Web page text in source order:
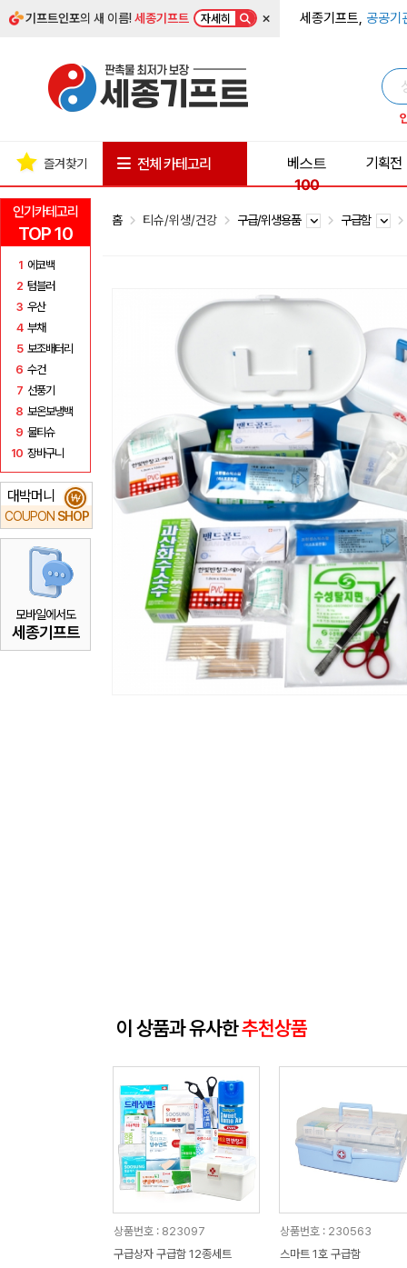
기프트인포의 새 이름!세종기프트 자세히 × 세종기프트, 공공기
인기카테고리
TOP 10
1 에코백
2 텀블러
3 우산
4 부채
5 보조배터리
6 수건
7 선풍기
8 보온보냉백
9 물티슈
10 장바구니
대박머니
COUPON SHOP
₩
모바일에서도
세종기프트
즐겨찾기 전체 카테고리
베스트
100
기획전
홈 티슈/위생/건강 구급/위생용품 구급함
이 상품과 유사한추천상품
상품번호 : 823097
구급상자 구급함 12종세트
상품번호 : 230563
스마트 1호 구급함